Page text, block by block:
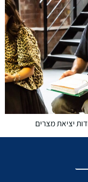
יציאת מצרים